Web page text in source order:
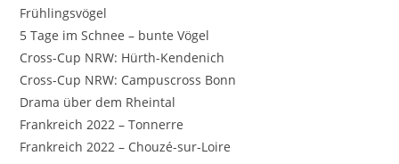
Frühlingsvögel
5 Tage im Schnee – bunte Vögel
Cross-Cup NRW: Hürth-Kendenich
Cross-Cup NRW: Campuscross Bonn
Drama über dem Rheintal
Frankreich 2022 – Tonnerre
Frankreich 2022 – Chouzé-sur-Loire